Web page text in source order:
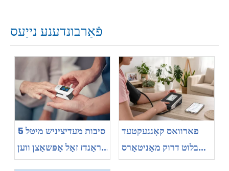
פֿאַרבונדענע נייַעס
5 סיבות מעדיציניש מיטל
בראַנדז זאָל אָפּשאַצן ווען
סעלינג אַ דויפעק
פארוואס קאָננעקטעד
בלוט דרוק מאָניטאָרס
ווערן יקערדיק פֿאַר ווייַט